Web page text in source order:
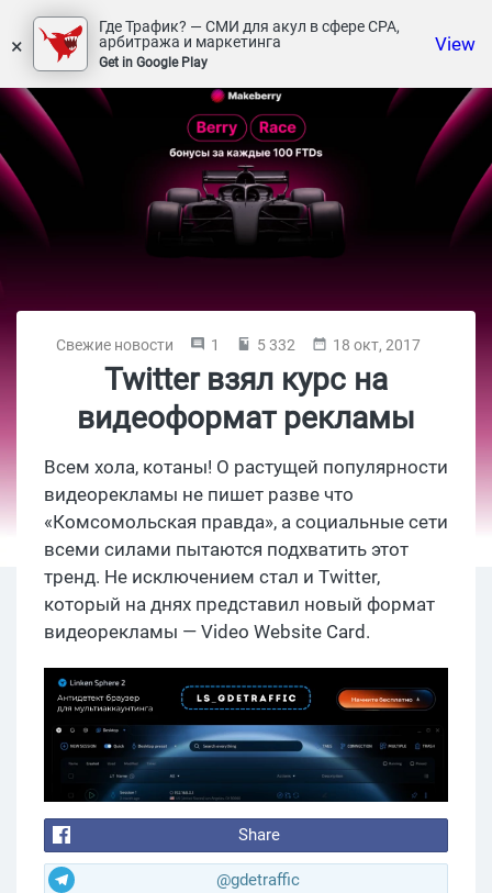
×
Где Трафик? — СМИ для акул в сфере СРА,
арбитража и маркетинга
Get in Google Play
View
Свежие новости 1 5 332 18 окт, 2017
Twitter взял курс на
видеоформат рекламы
Всем хола, котаны! О растущей популярности
видеорекламы не пишет разве что
«Комсомольская правда», а социальные сети
всеми силами пытаются подхватить этот
тренд. Не исключением стал и Twitter,
который на днях представил новый формат
видеорекламы — Video Website Card.
Share
@gdetraffic